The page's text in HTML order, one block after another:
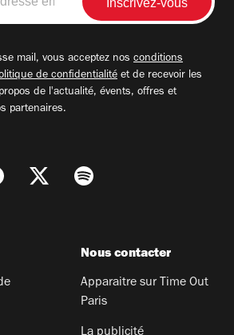
mail, vous acceptez nos conditions
de confidentialité et de recevoir les
de l'actualité, évents, offres et
partenaires.
Nous contacter
Apparaitre sur Time Out
Paris
La publicité